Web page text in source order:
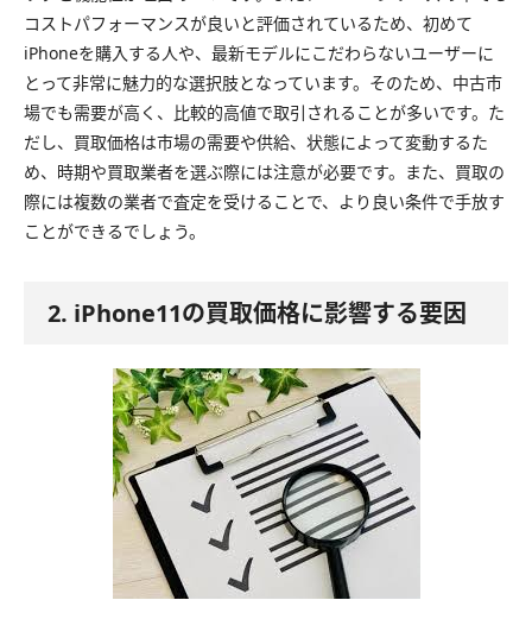
コストパフォーマンスが良いと評価されているため、初めて
iPhoneを購入する人や、最新モデルにこだわらないユーザーに
とって非常に魅力的な選択肢となっています。そのため、中古市
場でも需要が高く、比較的高値で取引されることが多いです。た
だし、買取価格は市場の需要や供給、状態によって変動するた
め、時期や買取業者を選ぶ際には注意が必要です。また、買取の
際には複数の業者で査定を受けることで、より良い条件で手放す
ことができるでしょう。
2. iPhone11の買取価格に影響する要因